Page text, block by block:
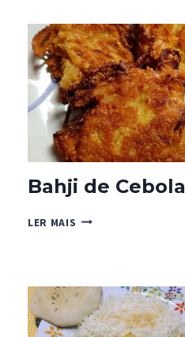
Bahji de Cebola
LER MAIS BAHJI